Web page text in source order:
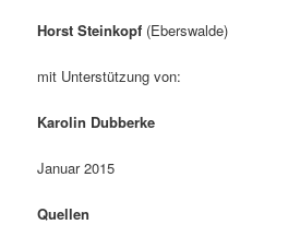
Horst Steinkopf (Eberswalde)
mit Unterstützung von:
Karolin Dubberke
Januar 2015
Quellen